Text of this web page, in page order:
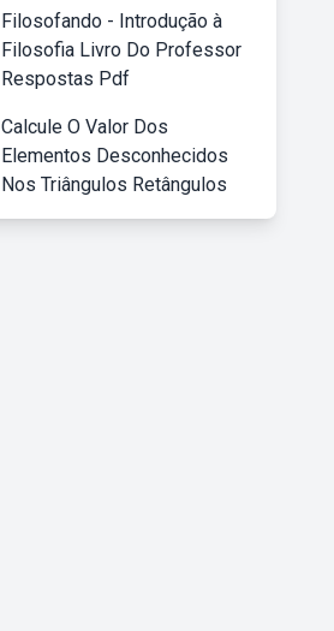
Filosofando - Introdução à
Filosofia Livro Do Professor
Respostas Pdf
Calcule O Valor Dos
Elementos Desconhecidos
Nos Triângulos Retângulos